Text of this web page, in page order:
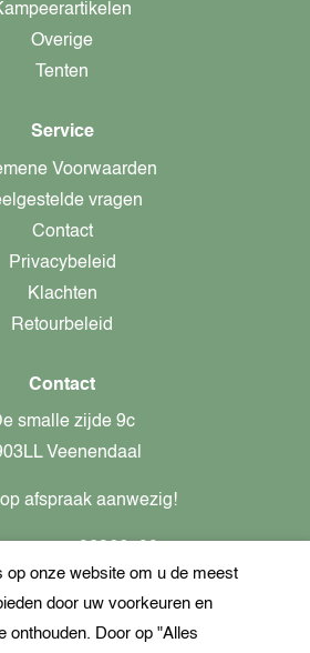
Overige
Tenten
Service
Voorwaarden
vragen
Contact
Privacybeleid
Klachten
Retourbeleid
Contact
smalle zijde 9c
Veenendaal
afspraak aanwezig!
nl862437301B01
+31621944547
op onze website om u de meest
door uw voorkeuren en
onthouden. Door op "Alles